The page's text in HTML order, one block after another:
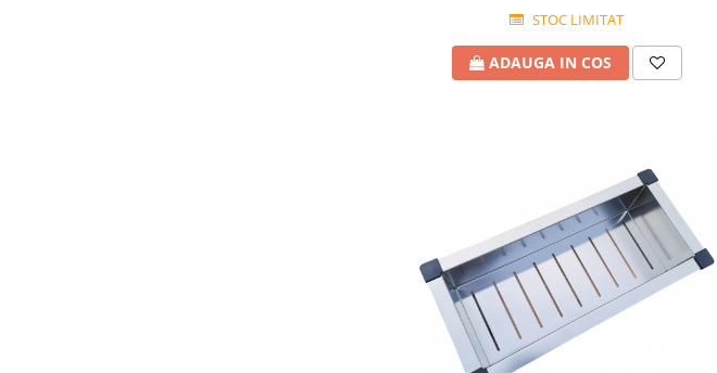
STOC LIMITAT
ADAUGA IN COS